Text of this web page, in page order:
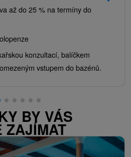
až do 25 % na termíny do
konzultací, balíčkem
vstupem do bazénů.
BY VÁS
ZAJÍMAT